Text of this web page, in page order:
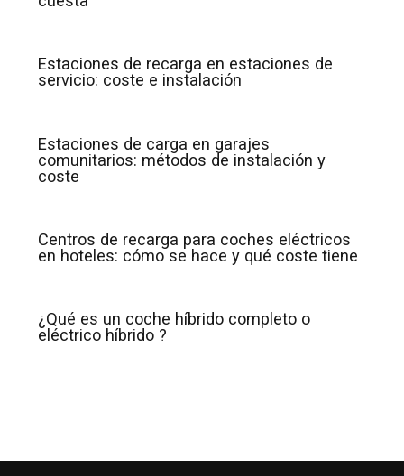
Estaciones de recarga en estaciones de
servicio: coste e instalación
Estaciones de carga en garajes
comunitarios: métodos de instalación y
coste
Centros de recarga para coches eléctricos
en hoteles: cómo se hace y qué coste tiene
¿Qué es un coche híbrido completo o
eléctrico híbrido ?